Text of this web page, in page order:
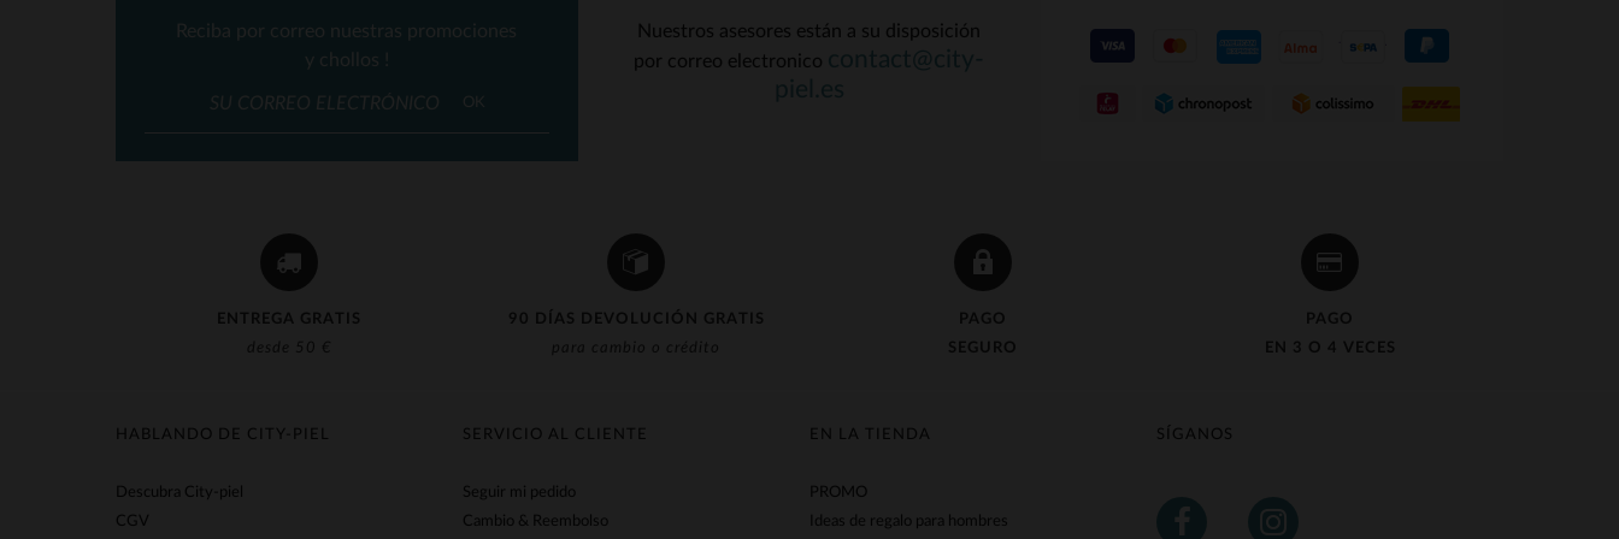
ENTREGA GRATIS
desde 50 €
90 DÍAS DEVOLUCIÓN GRATIS
para cambio o crédito
PAGO
SEGURO
PAGO
EN 3 O 4 VECES
Reciba por correo nuestras promociones
y chollos !
OK
Nuestros asesores están a su disposición
por correo electronico
SÍGANOS
SERVICIO AL CLIENTE
Seguir mi pedido
Cambio & Reembolso
EN LA TIENDA
PROMO
Ideas de regalo para hombres
HABLANDO DE CITY-PIEL
Descubra City-piel
CGV